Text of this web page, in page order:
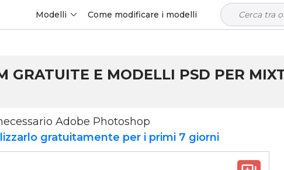
Modelli Come modificare i modelli
GRATUITE E MODELLI PSD PER
Adobe Photoshop
gratuitamente per i primi 7 giorni